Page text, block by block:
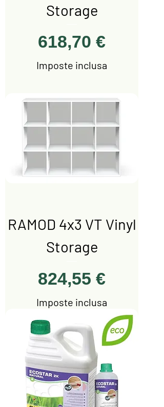
Storage
Prezzo
618,70 €
Imposte inclusa
RAMOD 4x3 VT Vinyl
Storage
Prezzo
824,55 €
Imposte inclusa